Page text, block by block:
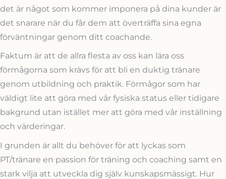
det är något som kommer imponera på dina kunder är
det snarare när du får dem att överträffa sina egna
förväntningar genom ditt coachande.
Faktum är att de allra flesta av oss kan lära oss
förmågorna som krävs för att bli en duktig tränare
genom utbildning och praktik. Förmågor som har
väldigt lite att göra med vår fysiska status eller tidigare
bakgrund utan istället mer att göra med vår inställning
och värderingar.
I grunden är allt du behöver för att lyckas som
PT/tränare en passion för träning och coaching samt en
stark vilja att utveckla dig själv kunskapsmässigt. Hur